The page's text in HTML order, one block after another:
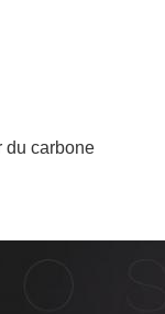
du carbone